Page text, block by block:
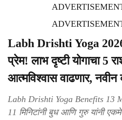
Labh Drishti Yoga
प्रेम! लाभ दृष्टी योगाचा 5
आत्मविश्वास वाढणार, नवीन
Labh Drishti Yoga Benefits 13
11 मिनिटांनी बुध आणि गुरु यांनी